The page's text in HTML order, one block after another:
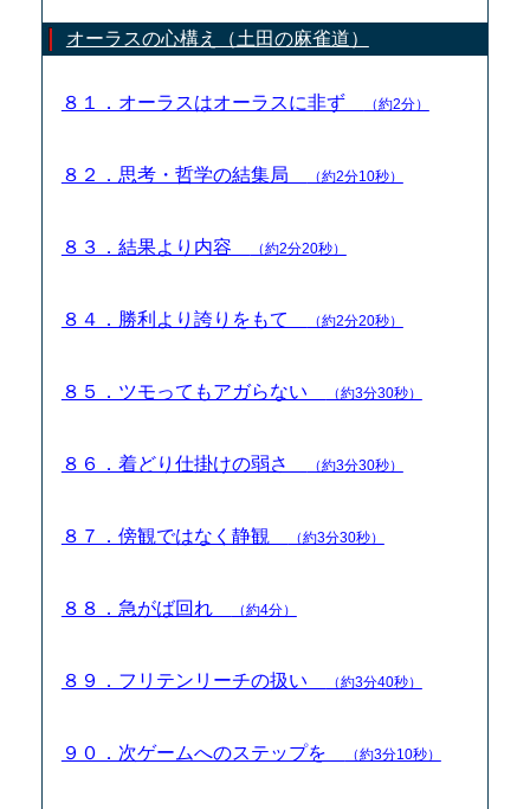
オーラスの心構え（土田の麻雀道）
８１．オーラスはオーラスに非ず （約2分）
８２．思考・哲学の結集局 （約2分10秒）
８３．結果より内容 （約2分20秒）
８４．勝利より誇りをもて （約2分20秒）
８５．ツモってもアガらない （約3分30秒）
８６．着どり仕掛けの弱さ （約3分30秒）
８７．傍観ではなく静観 （約3分30秒）
８８．急がば回れ （約4分）
８９．フリテンリーチの扱い （約3分40秒）
９０．次ゲームへのステップを （約3分10秒）